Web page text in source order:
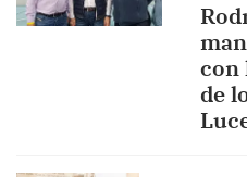
con
de